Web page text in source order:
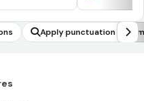
Apply punctuation with